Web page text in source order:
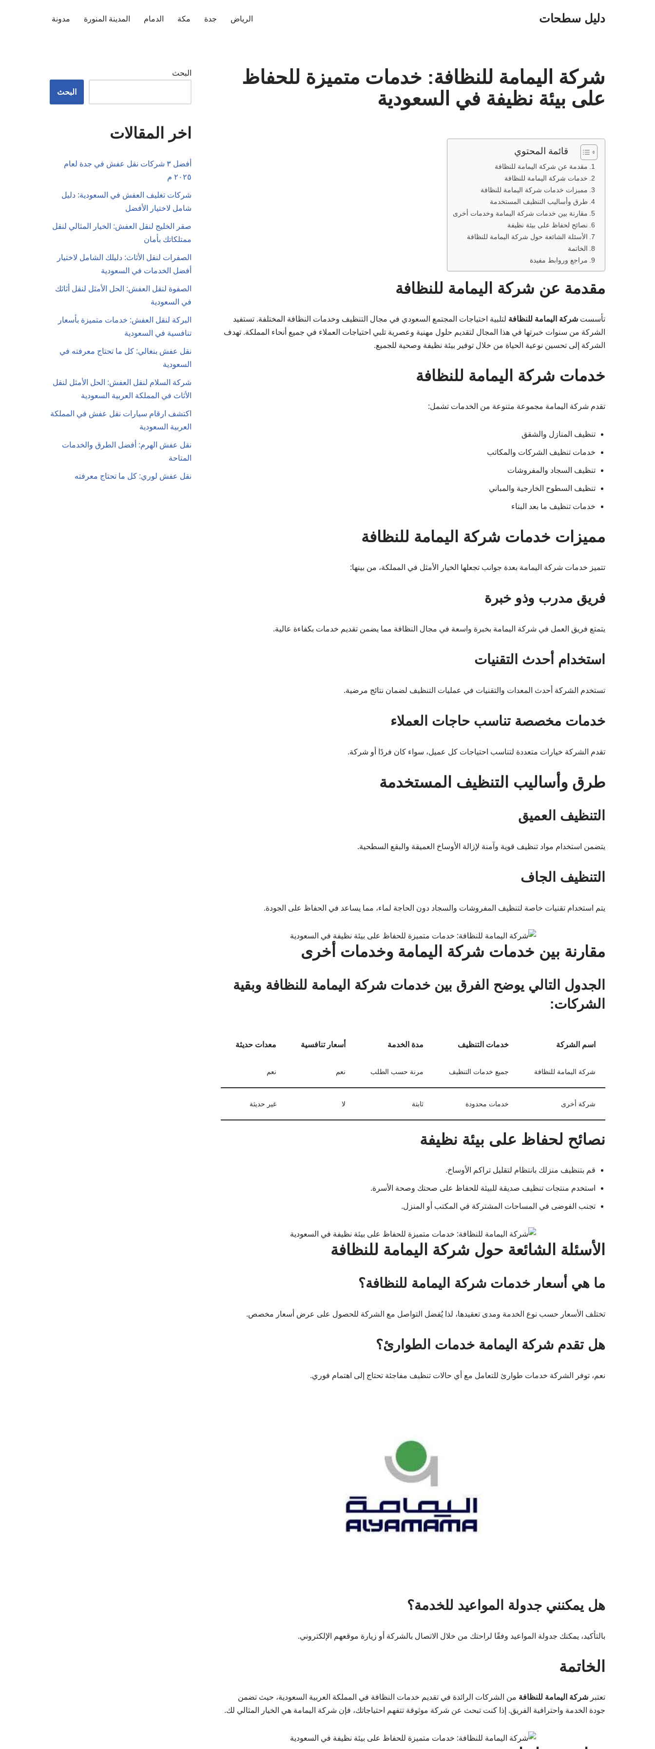
دليل سطحات الرياض جدة مكة الدمام المدينة المنورة مدونة
شركة اليمامة للنظافة: خدمات متميزة للحفاظ
على بيئة نظيفة في السعودية
قائمة المحتوي
مقدمة عن شركة اليمامة للنظافة
خدمات شركة اليمامة للنظافة
مميزات خدمات شركة اليمامة للنظافة
طرق وأساليب التنظيف المستخدمة
مقارنة بين خدمات شركة اليمامة وخدمات أخرى
نصائح لحفاظ على بيئة نظيفة
الأسئلة الشائعة حول شركة اليمامة للنظافة
الخاتمة
مراجع وروابط مفيدة
مقدمة عن شركة اليمامة للنظافة
تأسست شركة اليمامة للنظافة لتلبية احتياجات المجتمع السعودي في مجال التنظيف وخدمات النظافة المختلفة. تستفيد
الشركة من سنوات خبرتها في هذا المجال لتقديم حلول مهنية وعصرية تلبي احتياجات العملاء في جميع أنحاء المملكة. تهدف
الشركة إلى تحسين نوعية الحياة من خلال توفير بيئة نظيفة وصحية للجميع.
خدمات شركة اليمامة للنظافة
تقدم شركة اليمامة مجموعة متنوعة من الخدمات تشمل:
تنظيف المنازل والشقق
خدمات تنظيف الشركات والمكاتب
تنظيف السجاد والمفروشات
تنظيف السطوح الخارجية والمباني
خدمات تنظيف ما بعد البناء
مميزات خدمات شركة اليمامة للنظافة
تتميز خدمات شركة اليمامة بعدة جوانب تجعلها الخيار الأمثل في المملكة، من بينها:
فريق مدرب وذو خبرة
يتمتع فريق العمل في شركة اليمامة بخبرة واسعة في مجال النظافة مما يضمن تقديم خدمات بكفاءة عالية.
استخدام أحدث التقنيات
تستخدم الشركة أحدث المعدات والتقنيات في عمليات التنظيف لضمان نتائج مرضية.
خدمات مخصصة تناسب حاجات العملاء
تقدم الشركة خيارات متعددة لتناسب احتياجات كل عميل، سواء كان فردًا أو شركة.
طرق وأساليب التنظيف المستخدمة
التنظيف العميق
يتضمن استخدام مواد تنظيف قوية وآمنة لإزالة الأوساخ العميقة والبقع السطحية.
التنظيف الجاف
يتم استخدام تقنيات خاصة لتنظيف المفروشات والسجاد دون الحاجة لماء، مما يساعد في الحفاظ على الجودة.
مقارنة بين خدمات شركة اليمامة وخدمات أخرى
الجدول التالي يوضح الفرق بين خدمات شركة اليمامة للنظافة وبقية
الشركات:
اسم الشركة خدمات التنظيف مدة الخدمة أسعار تنافسية معدات حديثة
شركة اليمامة للنظافة جميع خدمات التنظيف مرنة حسب الطلب نعم نعم
شركة أخرى خدمات محدودة ثابتة لا غير حديثة
نصائح لحفاظ على بيئة نظيفة
قم بتنظيف منزلك بانتظام لتقليل تراكم الأوساخ.
استخدم منتجات تنظيف صديقة للبيئة للحفاظ على صحتك وصحة الأسرة.
تجنب الفوضى في المساحات المشتركة في المكتب أو المنزل.
الأسئلة الشائعة حول شركة اليمامة للنظافة
ما هي أسعار خدمات شركة اليمامة للنظافة؟
تختلف الأسعار حسب نوع الخدمة ومدى تعقيدها، لذا يُفضل التواصل مع الشركة للحصول على عرض أسعار مخصص.
هل تقدم شركة اليمامة خدمات الطوارئ؟
نعم، توفر الشركة خدمات طوارئ للتعامل مع أي حالات تنظيف مفاجئة تحتاج إلى اهتمام فوري.
هل يمكنني جدولة المواعيد للخدمة؟
بالتأكيد، يمكنك جدولة المواعيد وفقًا لراحتك من خلال الاتصال بالشركة أو زيارة موقعهم الإلكتروني.
الخاتمة
تعتبر شركة اليمامة للنظافة من الشركات الرائدة في تقديم خدمات النظافة في المملكة العربية السعودية، حيث تضمن
جودة الخدمة واحترافية الفريق. إذا كنت تبحث عن شركة موثوقة تتفهم احتياجاتك، فإن شركة اليمامة هي الخيار المثالي لك.
البحث
البحث
اخر المقالات
أفضل ٣ شركات نقل عفش في جدة لعام
٢٠٢٥ م
شركات تغليف العفش في السعودية: دليل
شامل لاختيار الأفضل
صقر الخليج لنقل العفش: الخيار المثالي لنقل
ممتلكاتك بأمان
الصفرات لنقل الأثاث: دليلك الشامل لاختيار
أفضل الخدمات في السعودية
الصفوة لنقل العفش: الحل الأمثل لنقل أثاثك
في السعودية
البركة لنقل العفش: خدمات متميزة بأسعار
تنافسية في السعودية
نقل عفش بنغالي: كل ما تحتاج معرفته في
السعودية
شركة السلام لنقل العفش: الحل الأمثل لنقل
الأثاث في المملكة العربية السعودية
اكتشف ارقام سيارات نقل عفش في المملكة
العربية السعودية
نقل عفش الهرم: أفضل الطرق والخدمات
المتاحة
نقل عفش لوري: كل ما تحتاج معرفته